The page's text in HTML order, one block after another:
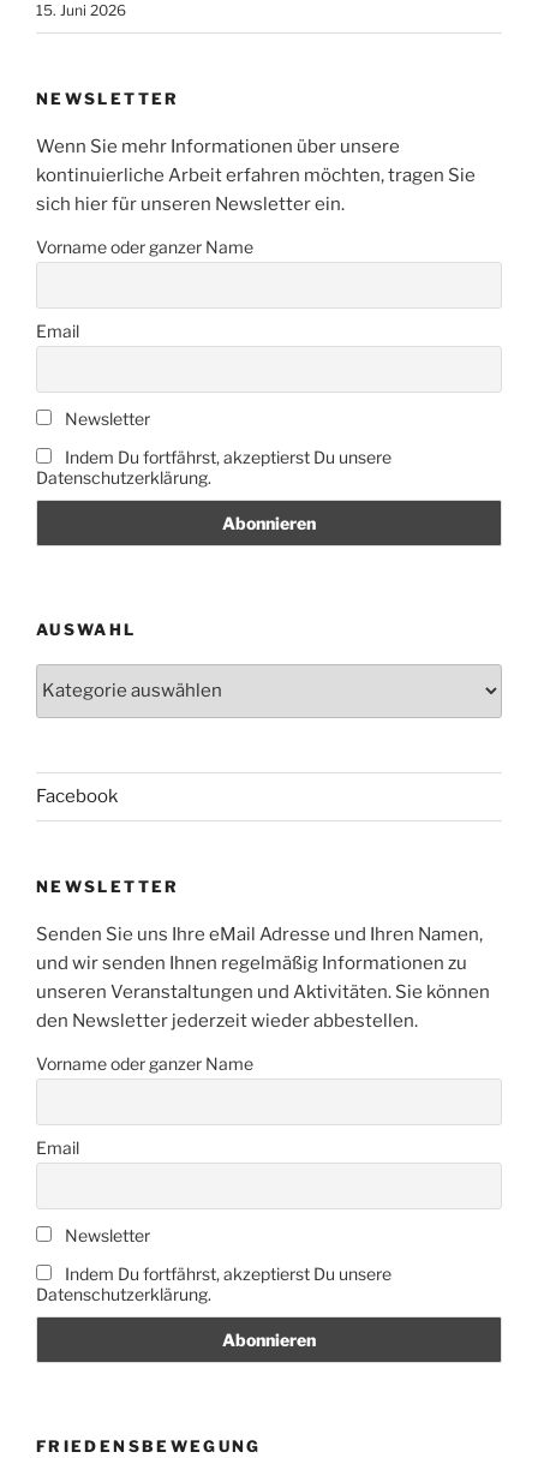
15. Juni 2026
NEWSLETTER
Wenn Sie mehr Informationen über unsere
kontinuierliche Arbeit erfahren möchten, tragen Sie
sich hier für unseren Newsletter ein.
Vorname oder ganzer Name
Email
Newsletter
Indem Du fortfährst, akzeptierst Du unsere
Datenschutzerklärung.
AUSWAHL
Facebook
NEWSLETTER
Senden Sie uns Ihre eMail Adresse und Ihren Namen,
und wir senden Ihnen regelmäßig Informationen zu
unseren Veranstaltungen und Aktivitäten. Sie können
den Newsletter jederzeit wieder abbestellen.
Vorname oder ganzer Name
Email
Newsletter
Indem Du fortfährst, akzeptierst Du unsere
Datenschutzerklärung.
FRIEDENSBEWEGUNG